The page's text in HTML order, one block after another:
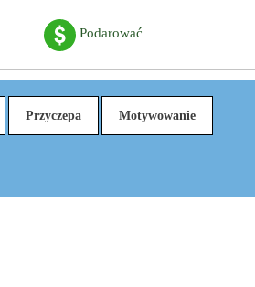
Podarować
Przyczepa Motywowanie